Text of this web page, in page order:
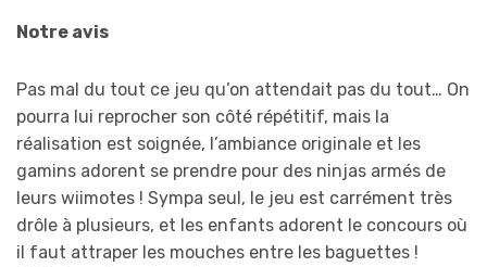
Notre avis
Pas mal du tout ce jeu qu’on attendait pas du tout… On
pourra lui reprocher son côté répétitif, mais la
réalisation est soignée, l’ambiance originale et les
gamins adorent se prendre pour des ninjas armés de
leurs wiimotes ! Sympa seul, le jeu est carrément très
drôle à plusieurs, et les enfants adorent le concours où
il faut attraper les mouches entre les baguettes !